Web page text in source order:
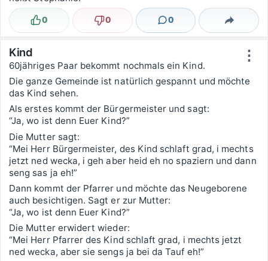
Lustig
0 Nicht lustig
0 0
Kommentare Teilen
⋮
Kind
60jähriges Paar bekommt nochmals ein Kind.
Die ganze Gemeinde ist natürlich gespannt und möchte
das Kind sehen.
Als erstes kommt der Bürgermeister und sagt:
“Ja, wo ist denn Euer Kind?”
Die Mutter sagt:
“Mei Herr Bürgermeister, des Kind schlaft grad, i mechts
jetzt ned wecka, i geh aber heid eh no spaziern und dann
seng sas ja eh!”
Dann kommt der Pfarrer und möchte das Neugeborene
auch besichtigen. Sagt er zur Mutter:
“Ja, wo ist denn Euer Kind?”
Die Mutter erwidert wieder:
“Mei Herr Pfarrer des Kind schlaft grad, i mechts jetzt
ned wecka, aber sie sengs ja bei da Tauf eh!”